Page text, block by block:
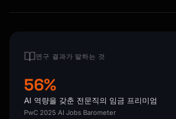
연구 결과가 말하는 것
56%
AI 역량을 갖춘 전문직의 임금 프리미엄
PwC 2025 AI Jobs Barometer